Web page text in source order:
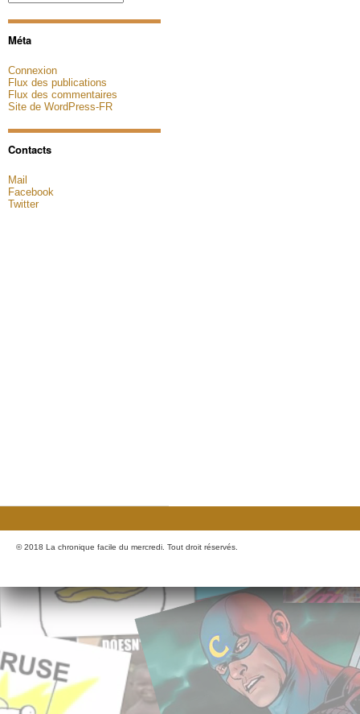
Méta
Connexion
Flux des publications
Flux des commentaires
Site de WordPress-FR
Contacts
Mail
Facebook
Twitter
© 2018 La chronique facile du mercredi. Tout droit réservés.